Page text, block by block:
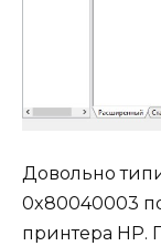
Довольно
0x80040003
принтера HP.